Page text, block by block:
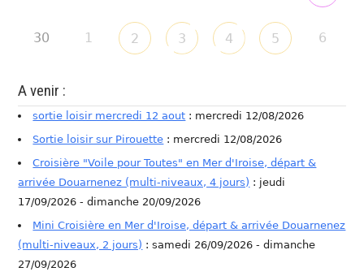
30 1 2 3 4 5 6
A venir :
sortie loisir mercredi 12 aout : mercredi 12/08/2026
Sortie loisir sur Pirouette : mercredi 12/08/2026
Croisière "Voile pour Toutes" en Mer d'Iroise, départ &
arrivée Douarnenez (multi-niveaux, 4 jours) : jeudi
17/09/2026 - dimanche 20/09/2026
Mini Croisière en Mer d'Iroise, départ & arrivée Douarnenez
(multi-niveaux, 2 jours) : samedi 26/09/2026 - dimanche
27/09/2026